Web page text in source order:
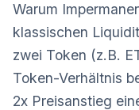
Warum
klassischen
zwei Token (z.B.
Token-Verhältnis
2x Preisanstieg